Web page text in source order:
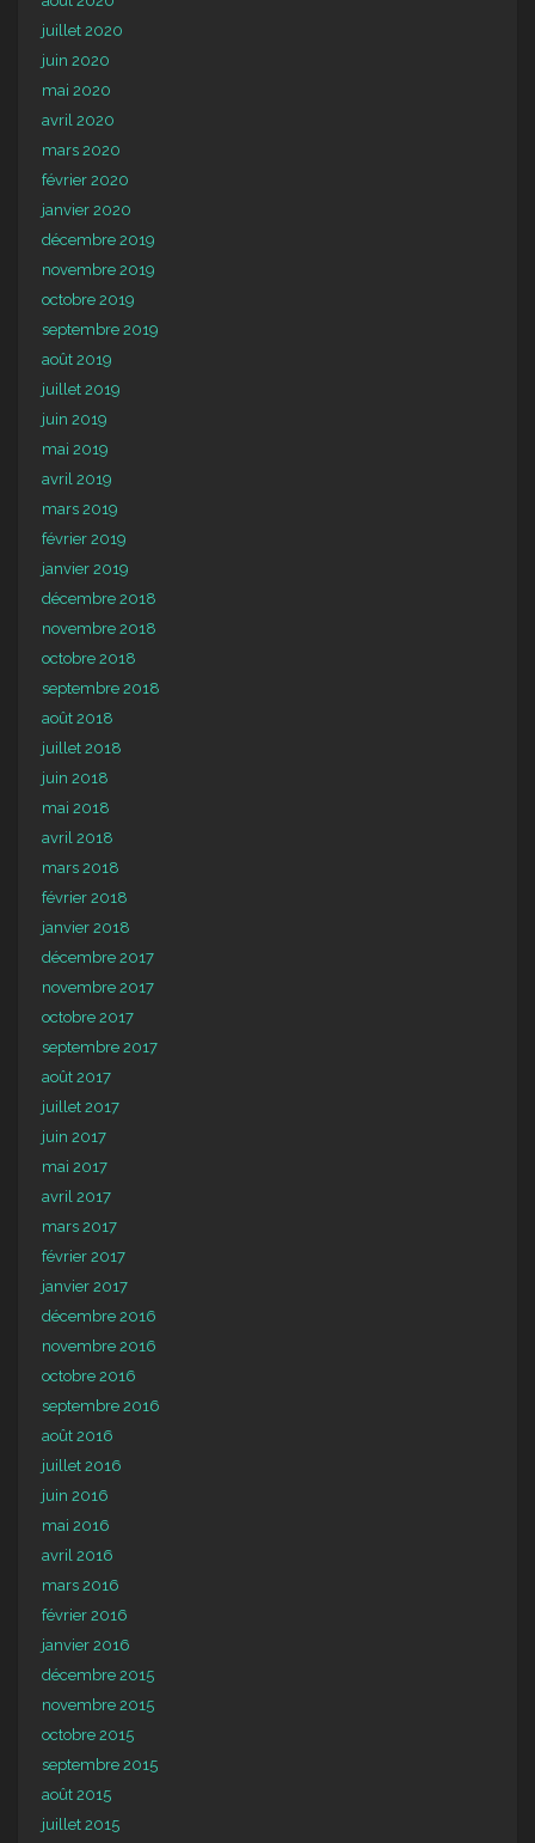
juillet 2020
juin 2020
mai 2020
avril 2020
mars 2020
février 2020
janvier 2020
décembre 2019
novembre 2019
octobre 2019
septembre 2019
août 2019
juillet 2019
juin 2019
mai 2019
avril 2019
mars 2019
février 2019
janvier 2019
décembre 2018
novembre 2018
octobre 2018
septembre 2018
août 2018
juillet 2018
juin 2018
mai 2018
avril 2018
mars 2018
février 2018
janvier 2018
décembre 2017
novembre 2017
octobre 2017
septembre 2017
août 2017
juillet 2017
juin 2017
mai 2017
avril 2017
mars 2017
février 2017
janvier 2017
décembre 2016
novembre 2016
octobre 2016
septembre 2016
août 2016
juillet 2016
juin 2016
mai 2016
avril 2016
mars 2016
février 2016
janvier 2016
décembre 2015
novembre 2015
octobre 2015
septembre 2015
août 2015
juillet 2015